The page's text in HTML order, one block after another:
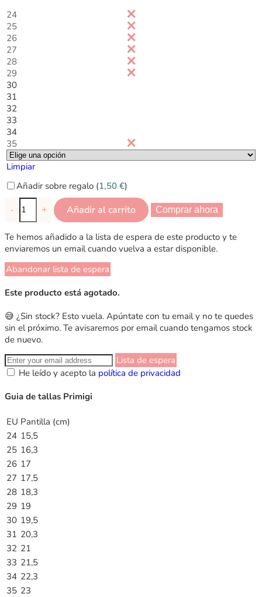
24
25
26
27
28
29
30
31
32
33
34
35
Limpiar
Añadir sobre regalo (1,50 €)
- + Añadir al carrito Comprar ahora
Te hemos añadido a la lista de espera de este producto y te
enviaremos un email cuando vuelva a estar disponible.
Abandonar lista de espera
Este producto está agotado.
😅 ¿Sin stock? Esto vuela. Apúntate con tu email y no te quedes
sin el próximo. Te avisaremos por email cuando tengamos stock
de nuevo.
Lista de espera
He leído y acepto la política de privacidad
Guia de tallas Primigi
EU Pantilla (cm)
24 15,5
25 16,3
26 17
27 17,5
28 18,3
29 19
30 19,5
31 20,3
32 21
33 21,5
34 22,3
35 23